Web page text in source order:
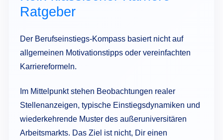
Ratgeber
Der Berufseinstiegs-Kompass basiert nicht auf
allgemeinen Motivationstipps oder vereinfachten
Karriereformeln.
Im Mittelpunkt stehen Beobachtungen realer
Stellenanzeigen, typische Einstiegsdynamiken und
wiederkehrende Muster des außeruniversitären
Arbeitsmarkts. Das Ziel ist nicht, Dir einen